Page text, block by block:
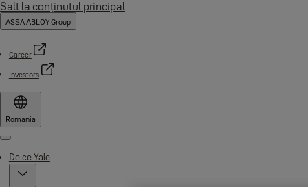
Salt la conţinutul principal
ASSA ABLOY Group
Career
Investors
Romania
Menu
De ce Yale